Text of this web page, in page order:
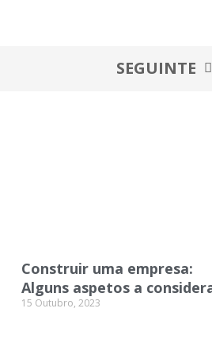
SEGUINTE
Construir uma empresa:
Alguns aspetos a
15 Outubro, 2023